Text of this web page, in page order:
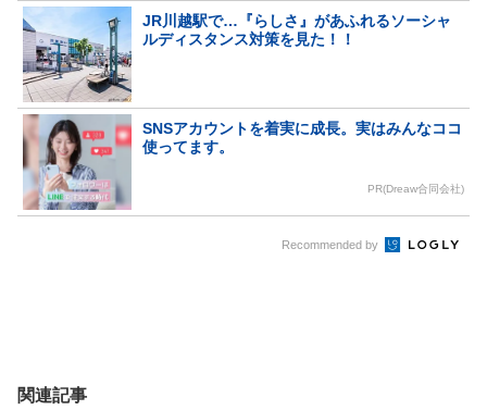
JR川越駅で…『らしさ』があふれるソーシャ
ルディスタンス対策を見た！！
SNSアカウントを着実に成長。実はみんなココ
使ってます。
PR(Dreaw合同会社)
Recommended by
関連記事